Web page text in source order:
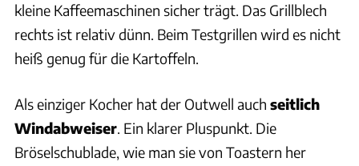
kleine Kaffeemaschinen sicher trägt. Das Grillblech
rechts ist relativ dünn. Beim Testgrillen wird es nicht
heiß genug für die Kartoffeln.
Als einziger Kocher hat der Outwell auch seitlich
Windabweiser. Ein klarer Pluspunkt. Die
Bröselschublade, wie man sie von Toastern her